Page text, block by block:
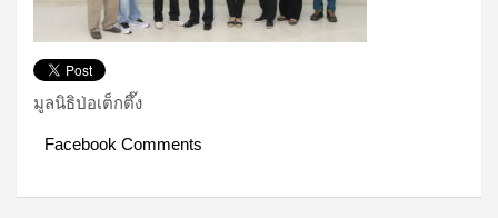
มูลนิธิป่อเต็กตึ๊ง
Facebook Comments